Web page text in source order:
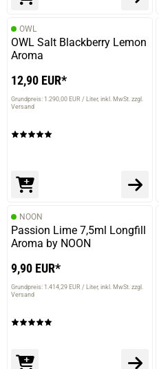
prev
OWL
OWL Salt Blackberry Lemon
Aroma
12,90 EUR*
Grundpreis: 1.290,00 EUR / Liter inkl. MwSt. zzgl.
Versand
NOON
Passion Lime 7,5ml Longfill
Aroma by NOON
9,90 EUR*
Grundpreis: 1.414,29 EUR / Liter inkl. MwSt. zzgl.
Versand